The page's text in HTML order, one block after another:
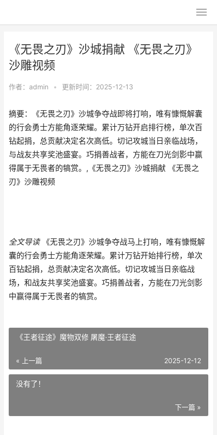
《无畏之刃》沙城捐献 《无畏之刃》
沙雕视频
作者： admin • 更新时间：2025-12-13
摘要：《无畏之刃》沙城争夺战即将打响，唯有慷慨解囊
的行会勇士方能角逐荣耀。累计万钻开启排行榜，单次百
钻起捐，总贡献决定名次高低。切记攻城当日亲临战场，
与战友共享奖池盛宴。巧捐善战者，方能在刀光剑影中赢
得属于无畏者的犒赏。,《无畏之刃》沙城捐献 《无畏之
刃》沙雕视频
全文导读《无畏之刃》沙城争夺战马上打响，唯有慷慨解
囊的行会勇士方能角逐荣耀。累计万钻开始排行榜，单次
百钻起捐，总贡献决定名次高低。切记攻城当日亲临战
场，和战友共享奖池盛宴。巧捐善战者，方能在刀光剑影
中赢得属于无畏者的犒赏。
《王者征途》魔物双修 屠魔·王者征途
« 上一篇 2025-12-12
没有了！
下一篇 »